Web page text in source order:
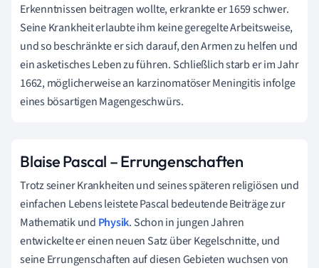
Erkenntnissen beitragen wollte, erkrankte er 1659 schwer.
Seine Krankheit erlaubte ihm keine geregelte Arbeitsweise,
und so beschränkte er sich darauf, den Armen zu helfen und
ein asketisches Lebenzu führen. Schließlich starb er im Jahr
1662, möglicherweise an karzinomatöser Meningitis infolge
eines bösartigen Magengeschwürs.
Blaise Pascal – Errungenschaften
Trotz seiner Krankheiten und seines späteren religiösen und
einfachen Lebens leistete Pascal bedeutende Beiträge zur
Mathematik und Physik. Schon in jungen Jahren
entwickelte er einen neuen Satz über Kegelschnitte, und
seine Errungenschaften auf diesen Gebieten wuchsen von